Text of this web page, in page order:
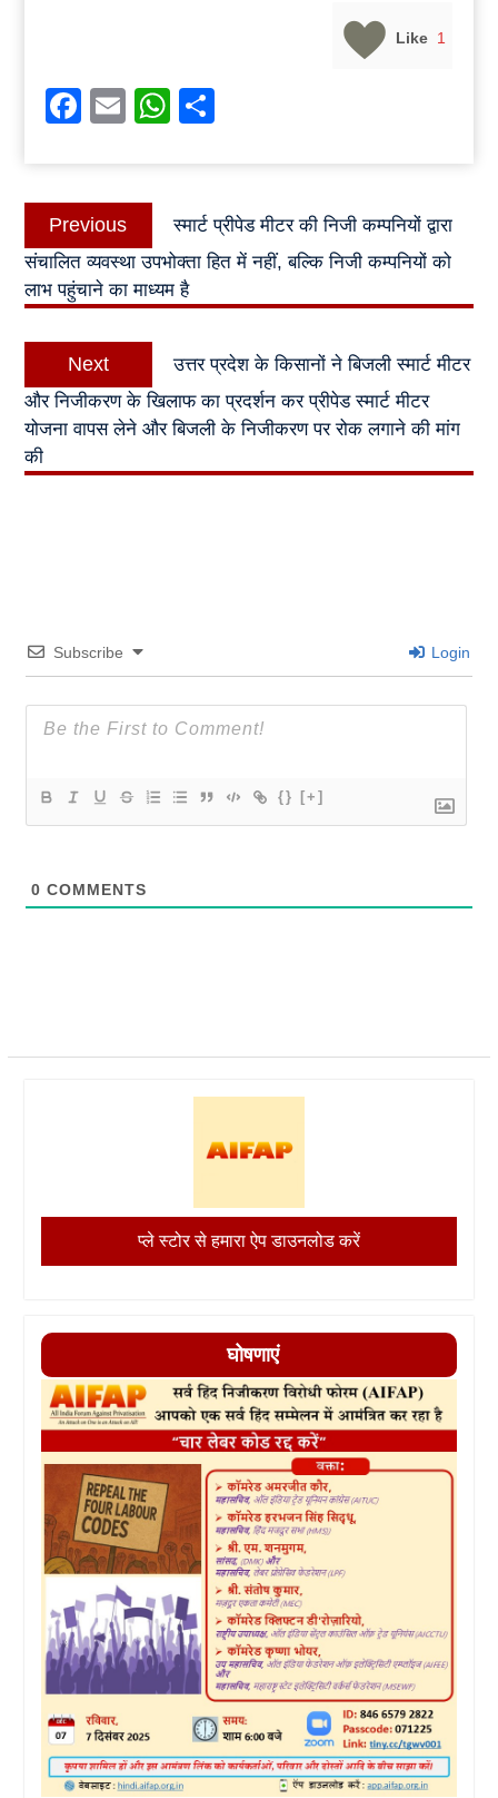
Like 1
Facebook
EmailWhatsApp
Post
navigation
Previous
Previous
post:
स्मार्ट प्रीपेड मीटर की निजी कम्पनियों द्वारा
संचालित व्यवस्था उपभोक्ता हित में नहीं, बल्कि निजी कम्पनियों को
लाभ पहुंचाने का माध्यम है
Next
post:
उत्तर प्रदेश के किसानों ने बिजली स्मार्ट मीटर
और निजीकरण के खिलाफ का प्रदर्शन कर प्रीपेड स्मार्ट मीटर
योजना वापस लेने और बिजली के निजीकरण पर रोक लगाने की मांग
की
Subscribe Login
{} [+]
0 COMMENTS
प्ले स्टोर से हमारा ऐप डाउनलोड करें
घोषणाएं